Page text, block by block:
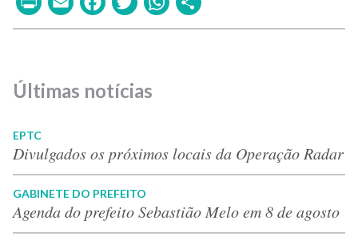
Últimas notícias
EPTC
Divulgados os próximos locais da Operação Radar
GABINETE DO PREFEITO
Agenda do prefeito Sebastião Melo em 8 de agosto